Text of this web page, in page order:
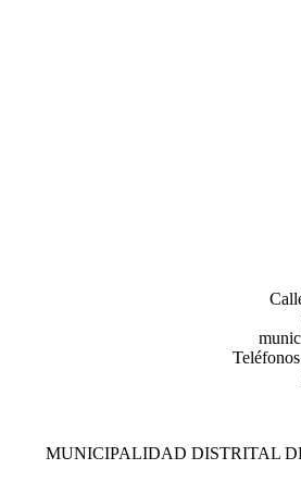
MUNICIPALIDAD DISTRITAL